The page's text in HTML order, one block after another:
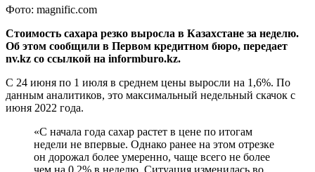
Фото: magnific.com
Стоимость сахара резко выросла в Казахстане за неделю.
Об этом сообщили в Первом кредитном бюро, передает
nv.kz со ссылкой на informburo.kz.
С 24 июня по 1 июля в среднем цены выросли на 1,6%. По
данным аналитиков, это максимальный недельный скачок с
июня 2022 года.
«С начала года сахар растет в цене по итогам
недели не впервые. Однако ранее на этом отрезке
он дорожал более умеренно, чаще всего не более
чем на 0,2% в неделю. Ситуация изменилась во